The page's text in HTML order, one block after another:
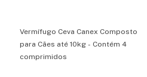
Vermífugo Ceva Canex Composto
para Cães até 10kg - Contém 4
comprimidos